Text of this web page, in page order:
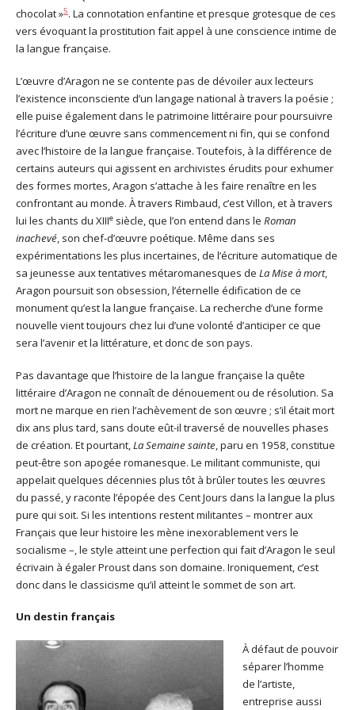
chocolat »5. La connotation enfantine et presque grotesque de ces
vers évoquant la prostitution fait appel à une conscience intime de
la langue française.
L’œuvre d’Aragon ne se contente pas de dévoiler aux lecteurs
l’existence inconsciente d’un langage national à travers la poésie ;
elle puise également dans le patrimoine littéraire pour poursuivre
l’écriture d’une œuvre sans commencement ni fin, qui se confond
avec l’histoire de la langue française. Toutefois, à la différence de
certains auteurs qui agissent en archivistes érudits pour exhumer
des formes mortes, Aragon s’attache à les faire renaître en les
confrontant au monde. À travers Rimbaud, c’est Villon, et à travers
lui les chants du XIIIe siècle, que l’on entend dans le Roman
inachevé, son chef-d’œuvre poétique. Même dans ses
expérimentations les plus incertaines, de l’écriture automatique de
sa jeunesse aux tentatives métaromanesques de La Mise à mort,
Aragon poursuit son obsession, l’éternelle édification de ce
monument qu’est la langue française. La recherche d’une forme
nouvelle vient toujours chez lui d’une volonté d’anticiper ce que
sera l’avenir et la littérature, et donc de son pays.
Pas davantage que l’histoire de la langue française la quête
littéraire d’Aragon ne connaît de dénouement ou de résolution. Sa
mort ne marque en rien l’achèvement de son œuvre ; s’il était mort
dix ans plus tard, sans doute eût-il traversé de nouvelles phases
de création. Et pourtant,La Semaine sainte, paru en 1958, constitue
peut-être son apogée romanesque. Le militant communiste, qui
appelait quelques décennies plus tôt à brûler toutes les œuvres
du passé, y raconte l’épopée des Cent Jours dans la langue la plus
pure qui soit. Si les intentions restent militantes – montrer aux
Français que leur histoire les mène inexorablement vers le
socialisme –, le style atteint une perfection qui fait d’Aragon le seul
écrivain à égaler Proust dans son domaine. Ironiquement, c’est
donc dans le classicisme qu’il atteint le sommet de son art.
Un destin français
À défaut de pouvoir
séparer l’homme
de l’artiste,
entreprise aussi